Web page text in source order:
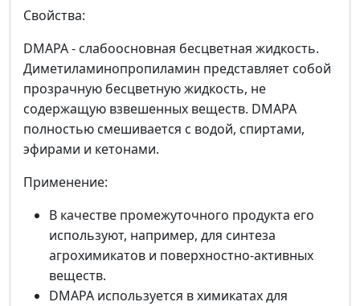
Свойства:
DMAPA - слабоосновная бесцветная жидкость.
Диметиламинопропиламин представляет собой
прозрачную бесцветную жидкость, не
содержащую взвешенных веществ. DMAPA
полностью смешивается с водой, спиртами,
эфирами и кетонами.
Применение:
В качестве промежуточного продукта его
используют, например, для синтеза
агрохимикатов и поверхностно-активных
веществ.
DMAPA используется в химикатах для